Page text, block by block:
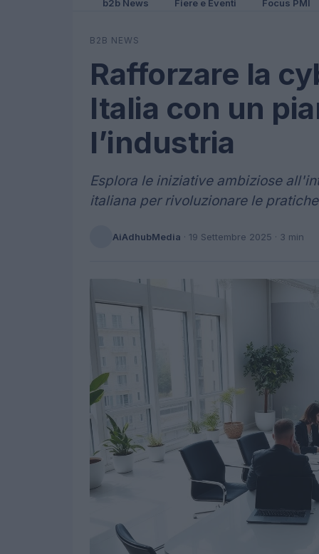
b2b News Fiere e Eventi Focus PMI
B2B NEWS
Rafforzare la
Italia con un
l’industria
Esplora le iniziative ambiziose
italiana per rivoluzionare le
AiAdhubMedia · 19 Settembre 2025 · 3 min